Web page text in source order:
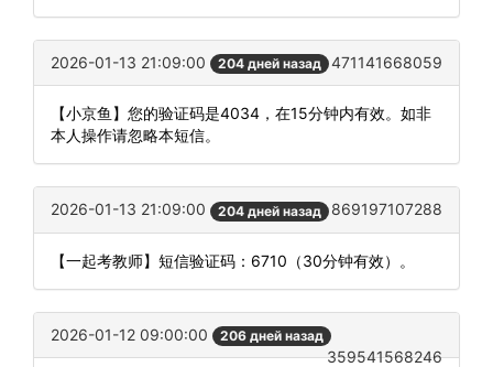
2026-01-13 21:09:00 204 дней назад 471141668059
【小京鱼】您的验证码是4034，在15分钟内有效。如非
本人操作请忽略本短信。
2026-01-13 21:09:00 204 дней назад 869197107288
【一起考教师】短信验证码：6710（30分钟有效）。
2026-01-12 09:00:00 206 дней назад
359541568246